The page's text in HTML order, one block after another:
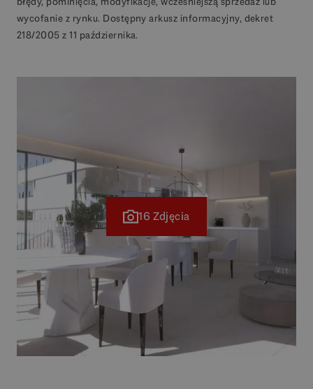
wycofanie z rynku. Dostępny arkusz informacyjny, dekret
218/2005 z 11 października.
16 Zdjęcia